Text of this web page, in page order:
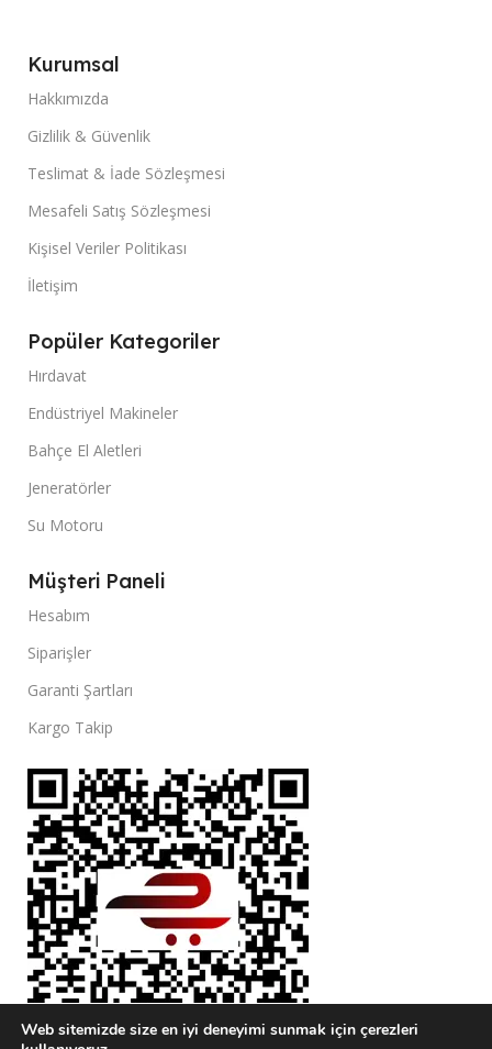
Kurumsal
Hakkımızda
Gizlilik & Güvenlik
Teslimat & İade Sözleşmesi
Mesafeli Satış Sözleşmesi
Kişisel Veriler Politikası
İletişim
Popüler Kategoriler
Hırdavat
Endüstriyel Makineler
Bahçe El Aletleri
Jeneratörler
Su Motoru
Müşteri Paneli
Hesabım
Siparişler
Garanti Şartları
Kargo Takip
Web sitemizde size en iyi deneyimi sunmak için çerezleri